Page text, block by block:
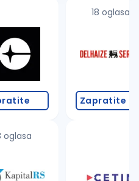
oglasa
18 oglasa
Zapratite